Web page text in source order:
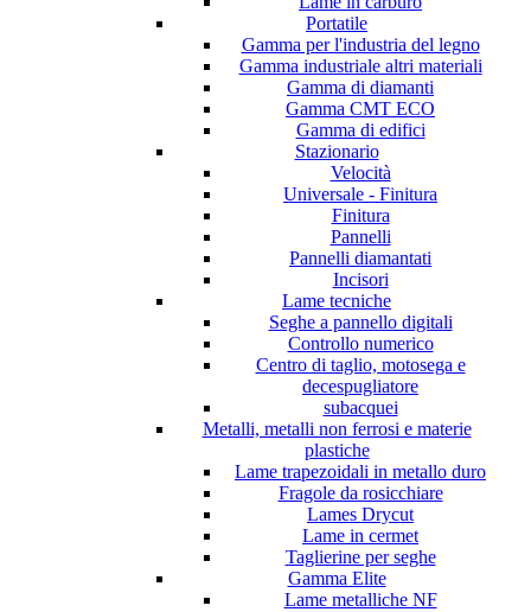
Portatile
Gamma per l'industria del legno
Gamma industriale altri materiali
Gamma di diamanti
Gamma CMT ECO
Gamma di edifici
Stazionario
Velocità
Universale - Finitura
Finitura
Pannelli
Pannelli diamantati
Incisori
Lame tecniche
Seghe a pannello digitali
Controllo numerico
Centro di taglio, motosega e
decespugliatore
subacquei
Metalli, metalli non ferrosi e materie
plastiche
Lame trapezoidali in metallo duro
Fragole da rosicchiare
Lames Drycut
Lame in cermet
Taglierine per seghe
Gamma Elite
Lame metalliche NF